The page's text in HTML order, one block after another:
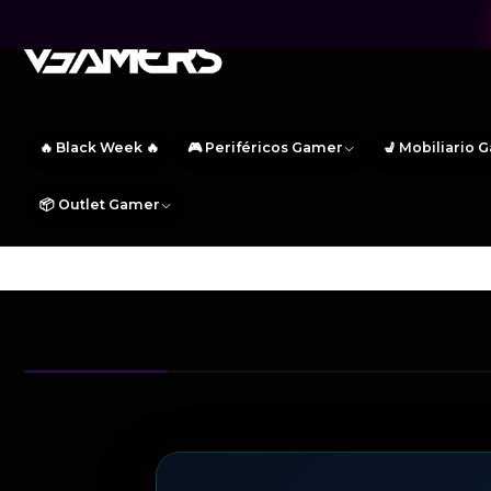
🔥 Black Week 🔥 🎮 Periféricos Gamer 💺 Mobiliario
📦 Outlet Gamer